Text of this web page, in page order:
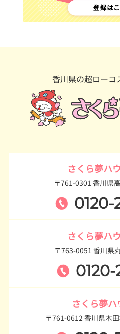
香川県の超ロー
さくら夢ハ
〒761-0301 香川県
0120-
さくら夢ハ
〒763-0051 香川県
0120-
さくら夢
〒761-0612 香川県木